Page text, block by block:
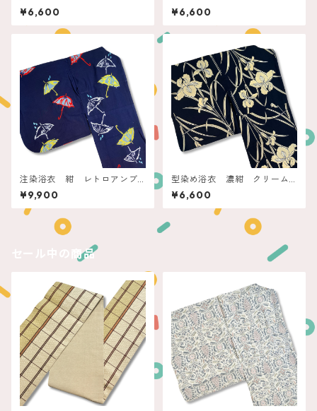
の石楠花
¥6,600
ムブルー 雪輪に撫子
¥6,600
注染浴衣 紺 レトロアンブ
レラ
¥9,900
型染め浴衣 濃紺 クリーム
菖蒲
¥6,600
セール中の商品